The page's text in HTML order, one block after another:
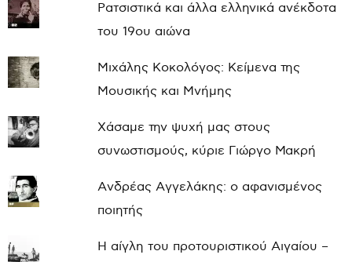
Ρατσιστικά και άλλα ελληνικά ανέκδοτα
του 19ου αιώνα
Μιχάλης Κοκολόγος: Κείμενα της
Μουσικής και Μνήμης
Χάσαμε την ψυχή μας στους
συνωστισμούς, κύριε Γιώργο Μακρή
Ανδρέας Αγγελάκης: ο αφανισμένος
ποιητής
Η αίγλη του προτουριστικού Αιγαίου –